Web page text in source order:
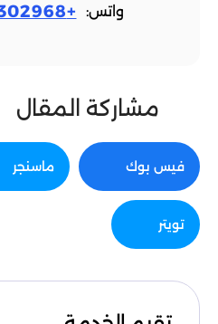
واتس: +9665510302968
مشاركة المقال
فيس بوك ماسنجر
تويتر